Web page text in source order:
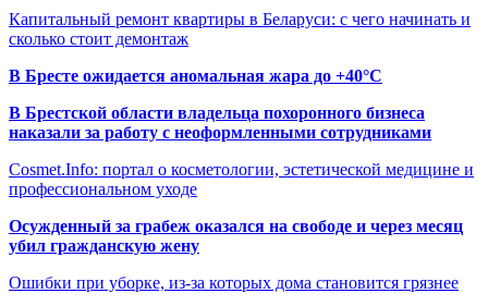
Капитальный ремонт квартиры в Беларуси: с чего начинать и
сколько стоит демонтаж
В Бресте ожидается аномальная жара до +40°C
В Брестской области владельца похоронного бизнеса
наказали за работу с неоформленными сотрудниками
Cosmet.Info: портал о косметологии, эстетической медицине и
профессиональном уходе
Осужденный за грабеж оказался на свободе и через месяц
убил гражданскую жену
Ошибки при уборке, из-за которых дома становится грязнее